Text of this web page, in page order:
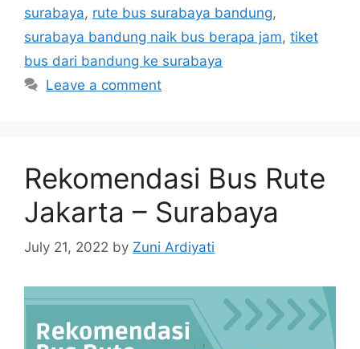
surabaya, rute bus surabaya bandung,
surabaya bandung naik bus berapa jam, tiket
bus dari bandung ke surabaya
Leave a comment
Rekomendasi Bus Rute
Jakarta – Surabaya
July 21, 2022 by Zuni Ardiyati